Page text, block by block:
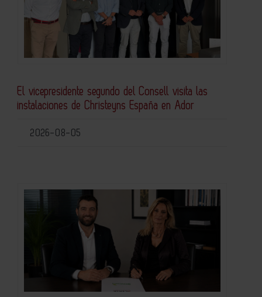
El vicepresidente segundo del Consell visita las
instalaciones de Christeyns España en Ador
2026-08-05